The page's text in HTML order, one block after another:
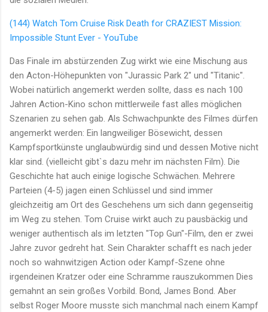
(144) Watch Tom Cruise Risk Death for CRAZIEST Mission:
Impossible Stunt Ever - YouTube
Das Finale im abstürzenden Zug wirkt wie eine Mischung aus
den Acton-Höhepunkten von "Jurassic Park 2" und "Titanic".
Wobei natürlich angemerkt werden sollte, dass es nach 100
Jahren Action-Kino schon mittlerweile fast alles möglichen
Szenarien zu sehen gab. Als Schwachpunkte des Filmes dürfen
angemerkt werden: Ein langweiliger Bösewicht, dessen
Kampfsportkünste unglaubwürdig sind und dessen Motive nicht
klar sind. (vielleicht gibt`s dazu mehr im nächsten Film). Die
Geschichte hat auch einige logische Schwächen. Mehrere
Parteien (4-5) jagen einen Schlüssel und sind immer
gleichzeitig am Ort des Geschehens um sich dann gegenseitig
im Weg zu stehen. Tom Cruise wirkt auch zu pausbäckig und
weniger authentisch als im letzten "Top Gun"-Film, den er zwei
Jahre zuvor gedreht hat. Sein Charakter schafft es nach jeder
noch so wahnwitzigen Action oder Kampf-Szene ohne
irgendeinen Kratzer oder eine Schramme rauszukommen Dies
gemahnt an sein großes Vorbild. Bond, James Bond. Aber
selbst Roger Moore musste sich manchmal nach einem Kampf